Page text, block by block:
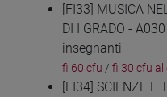
[FI33] MUSICA
DI I GRADO -
insegnanti
fi 60 cfu / fi 30 cfu
[FI34] SCIENZE E